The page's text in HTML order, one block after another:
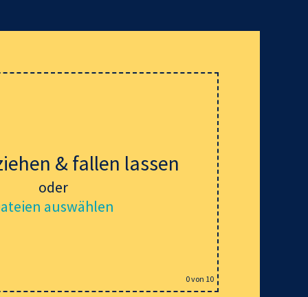
& fallen lassen
oder
auswählen
0von 10